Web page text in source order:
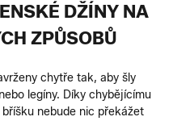
DŽÍNY NA
ZPŮSOBŮ
chytře tak, aby šly
legíny. Díky chybějícímu
nebude nic překážet